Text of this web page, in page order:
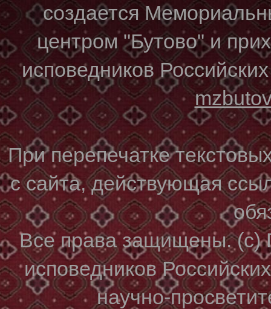
создается
центром "Бутово" и
исповедников
При перепечатке
с сайта, действующая
Все права защищены. (с)
исповедников
научно-